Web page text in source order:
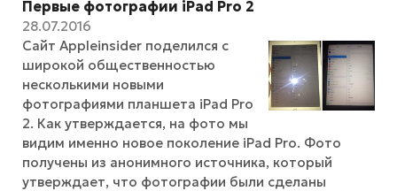
Первые фотографии iPad Pro 2
28.07.2016
Сайт Appleinsider поделился с
широкой общественностью
несколькими новыми
фотографиями планшета iPad Pro
2. Как утверждается, на фото мы
видим именно новое поколение iPad Pro. Фото
получены из анонимного источника, который
утверждает, что фотографии были сделаны